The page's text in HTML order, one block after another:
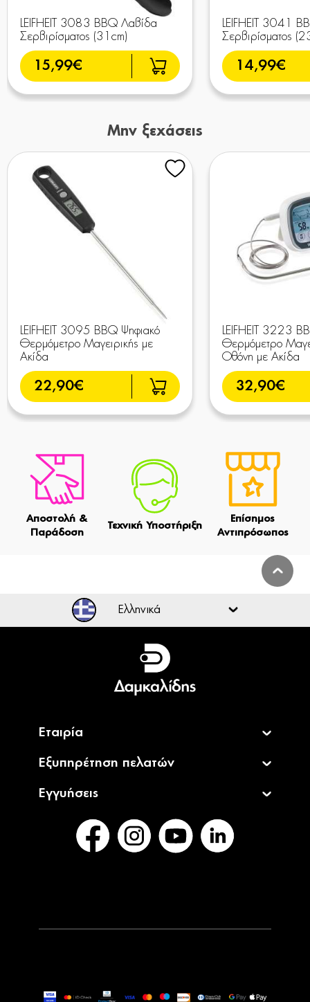
LEIFHEIT 3083 BBQ Λαβίδα
Σερβιρίσματος (31cm)
15,99€
LEIFHEIT 3041
Σερβιρίσματος
14,99€
Μην ξεχάσεις
LEIFHEIT 3095 BBQ Ψηφιακό
Θερμόμετρο Μαγειρικής με
Ακίδα
22,90€
LEIFHEIT 3223
Θερμόμετρο
Οθόνη με Ακίδα
32,90€
Αποστολή &
Παράδοση
Τεχνική Υποστήριξη
Επίσημος
Αντιπρόσωπος
Ελληνικά
Ελληνικά
English
Εταιρία
Εξυπηρέτηση πελατών
Εγγυήσεις